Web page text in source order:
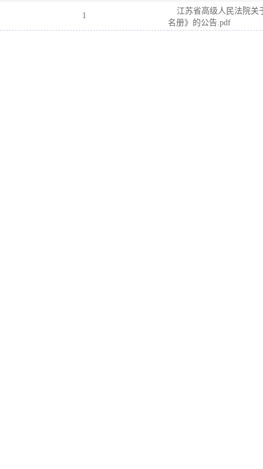
1
江苏省高级人民法院关
名册》的公告.pdf